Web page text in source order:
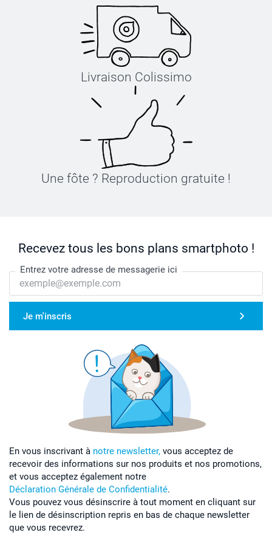
Livraison Colissimo
Une fôte ? Reproduction gratuite !
Recevez tous les bons plans smartphoto !
Entrez votre adresse de messagerie ici
Je m'inscris
En vous inscrivant à notre newsletter, vous acceptez de
recevoir des informations sur nos produits et nos promotions,
et vous acceptez également notre
Déclaration Générale de Confidentialité.
Vous pouvez vous désinscrire à tout moment en cliquant sur
le lien de désinscription repris en bas de chaque newsletter
que vous recevrez.